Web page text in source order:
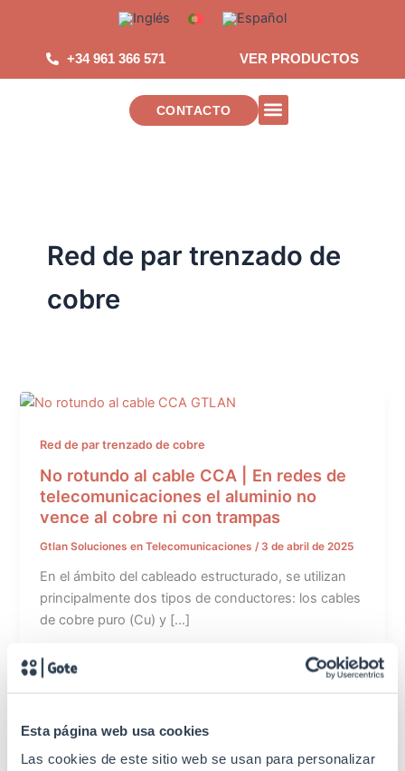
Esta página web usa cookies
Las cookies de este sitio web se usan para personalizar
contenido
+34 961 366 571 VER PRODUCTOS
CONTACTO
Red de par trenzado de
cobre
Red de par trenzado de cobre
No rotundo al cable CCA | En redes de
telecomunicaciones el aluminio no
vence al cobre ni con trampas
Gtlan Soluciones en Telecomunicaciones/ 3 de abril de 2025
En el ámbito del cableado estructurado, se utilizan
principalmente dos tipos de conductores: los cables
de cobre puro (Cu) y […]
Red de par trenzado de cobre